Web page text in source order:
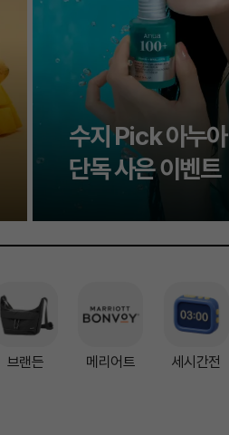
수지 Pick 아누아
단독 사은 이벤트
브랜든 메리어트 세시간전